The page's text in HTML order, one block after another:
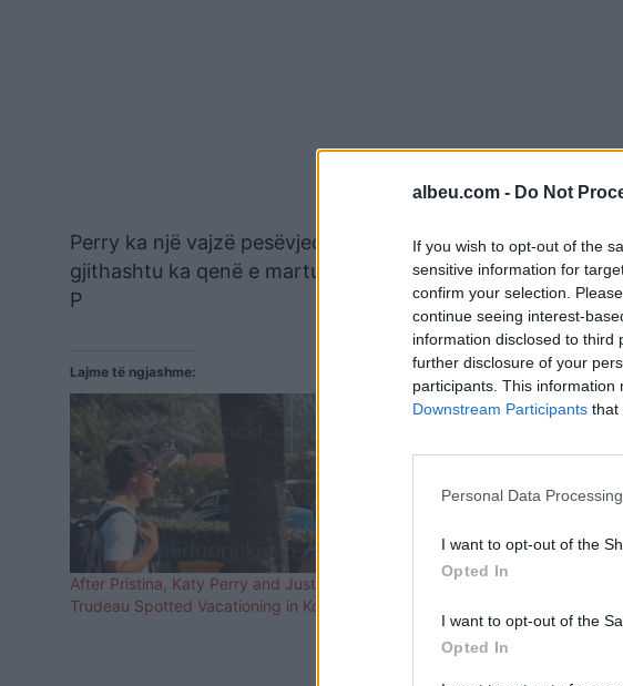
albeu.com - Do Not
If you wish to opt-out of the
sensitive information for
confirm your selection.
continue seeing interest-
information disclosed to third
further disclosure of your
participants. This
Downstream Participants that
Personal Data
I want to opt-out of the
Opted In
I want to opt-out of the
Opted In
Perry ka një vajzë pesëvjeçare, Daisy Dove Bloom, me
gjithashtu ka qenë e martuar me komedianin Russell
P
Lajme të ngjashme:
After Pristina, Katy Perry and Justin
Trudeau Spotted Vacationing in Kotor
Pas Prishtinës, Katy Perry
Kotorr